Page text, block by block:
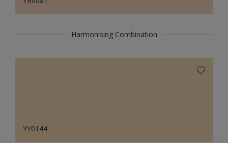
Harmonising Combination
YY0144